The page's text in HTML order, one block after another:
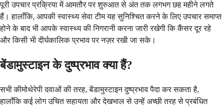
पूरी उपचार प्रक्रिया में आमतौर पर शुरुआत से अंत तक लगभग छह महीने लगते
हैं। हालाँकि, आपकी स्वास्थ्य सेवा टीम यह सुनिश्चित करने के लिए उपचार समाप्त
होने के बाद भी आपके स्वास्थ्य की निगरानी करना जारी रखेगी कि कैंसर दूर रहे
और किसी भी दीर्घकालिक प्रभाव पर नज़र रखी जा सके।
बेंडामुस्टाइन के दुष्प्रभाव क्या हैं?
सभी कीमोथेरेपी दवाओं की तरह, बेंडामुस्टाइन दुष्प्रभाव पैदा कर सकता है,
हालाँकि कई लोग उचित सहायता और देखभाल से उन्हें अच्छी तरह से प्रबंधित